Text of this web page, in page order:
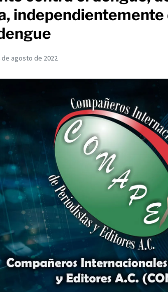
de agosto de 2022